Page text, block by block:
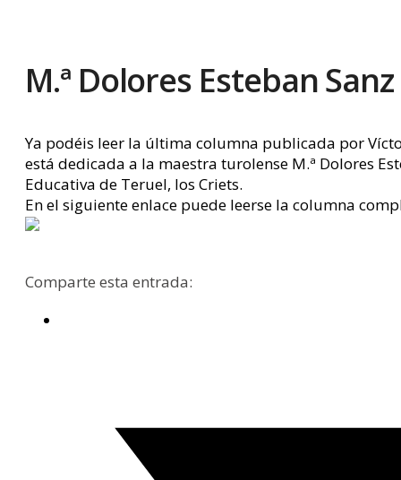
M.ª Dolores Esteban Sanz
Ya podéis leer la última columna publicada por
está dedicada a la maestra turolense M.ª Dolores
Educativa de Teruel, los Criets.
En el siguiente enlace puede leerse la columna
Comparte esta entrada: